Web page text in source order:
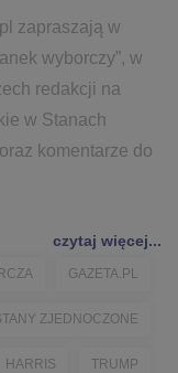
zapraszają w
wyborczy”, w
redakcji na
w Stanach
komentarze do
czytaj więcej...
GAZETA.PL
ZJEDNOCZONE
HARRIS TRUMP